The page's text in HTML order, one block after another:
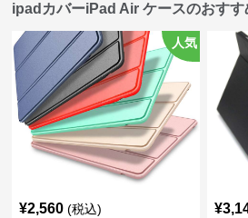
ipadカバーiPad Air ケースのおすす
人気
¥2,560 (税込) ¥